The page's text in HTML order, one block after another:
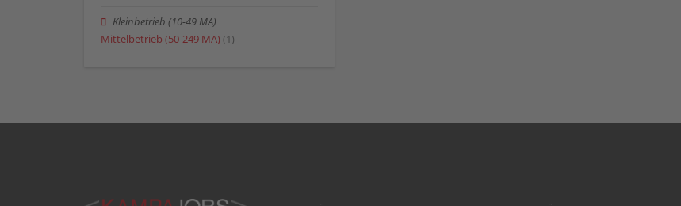
Kleinbetrieb (10-49 MA)
Mittelbetrieb (50-249 MA) (1)